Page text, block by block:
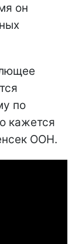
он
по
кажется
ООН.